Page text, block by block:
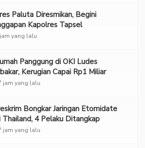
Paluta Diresmikan, Begini
Kapolres Tapsel
yang lalu
Panggung di OKI Ludes
Kerugian Capai Rp1 Miliar
jam yang lalu
Bongkar Jaringan Etomidate
Thailand, 4 Pelaku Ditangkap
jam yang lalu